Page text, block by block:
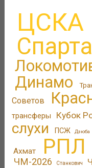
ЦСКА
Динамо
Советов
трансферы
Кубок
слухи
ПСЖ Дзюба
Ахмат РПЛ
ЧМ-2026 Станкович